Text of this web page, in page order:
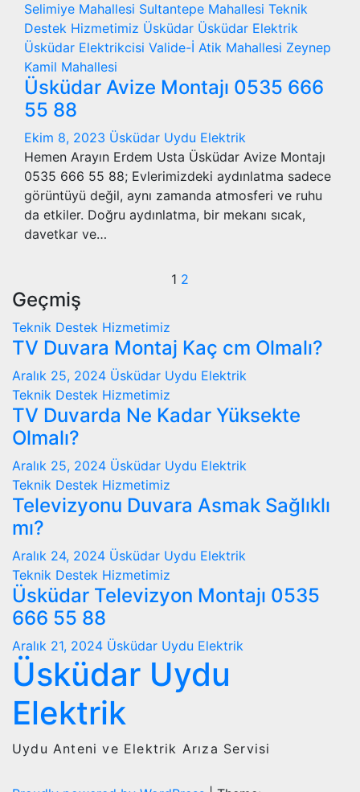
Selimiye Mahallesi Sultantepe Mahallesi Teknik
Destek Hizmetimiz Üsküdar Üsküdar Elektrik
Üsküdar Elektrikcisi Valide-İ Atik Mahallesi Zeynep
Kamil Mahallesi
Üsküdar Avize Montajı 0535 666
55 88
Ekim 8, 2023 Üsküdar Uydu Elektrik
Hemen Arayın Erdem Usta Üsküdar Avize Montajı
0535 666 55 88; Evlerimizdeki aydınlatma sadece
görüntüyü değil, aynı zamanda atmosferi ve ruhu
da etkiler. Doğru aydınlatma, bir mekanı sıcak,
davetkar ve…
Yazı
1 2
Geçmiş
Teknik Destek Hizmetimiz
TV Duvara Montaj Kaç cm Olmalı?
Aralık 25, 2024 Üsküdar Uydu Elektrik
Teknik Destek Hizmetimiz
TV Duvarda Ne Kadar Yüksekte
Olmalı?
Aralık 25, 2024 Üsküdar Uydu Elektrik
Teknik Destek Hizmetimiz
Televizyonu Duvara Asmak Sağlıklı
mı?
Aralık 24, 2024 Üsküdar Uydu Elektrik
Teknik Destek Hizmetimiz
Üsküdar Televizyon Montajı 0535
666 55 88
Aralık 21, 2024 Üsküdar Uydu Elektrik
Üsküdar Uydu
Elektrik
Uydu Anteni ve Elektrik Arıza Servisi